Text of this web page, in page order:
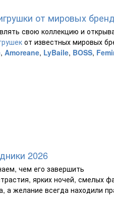
от мировых
свою коллекцию и
от известных мировых
, Amoreane, LyBaile, BOSS,
2026
чем его завершить
ярких ночей, смелых
желание всегда находили